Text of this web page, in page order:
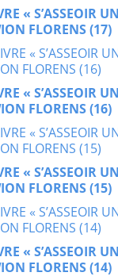
« S’ASSEOIR
FLORENS (17)
« S’ASSEOIR
FLORENS (16)
« S’ASSEOIR
FLORENS (15)
« S’ASSEOIR
FLORENS (14)